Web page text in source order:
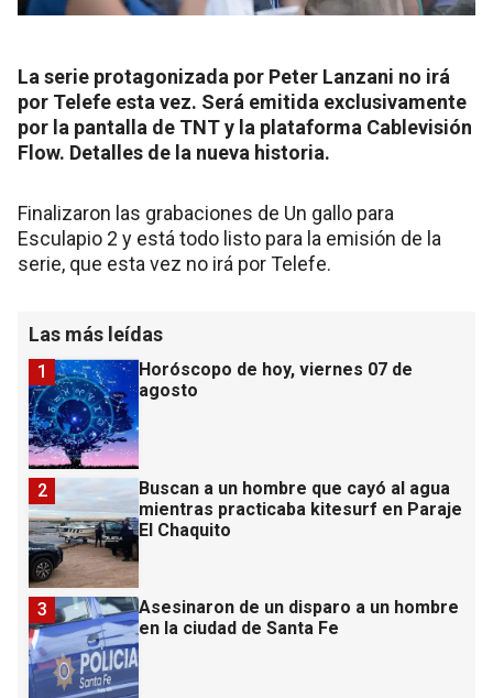
La serie protagonizada por Peter Lanzani no irá
por Telefe esta vez. Será emitida exclusivamente
por la pantalla de TNT y la plataforma Cablevisión
Flow. Detalles de la nueva historia.
Finalizaron las grabaciones de Un gallo para
Esculapio 2 y está todo listo para la emisión de la
serie, que esta vez no irá por Telefe.
Las más leídas
Horóscopo de hoy, viernes 07 de
agosto
1
Buscan a un hombre que cayó al agua
mientras practicaba kitesurf en Paraje
El Chaquito
2
Asesinaron de un disparo a un hombre
en la ciudad de Santa Fe
3